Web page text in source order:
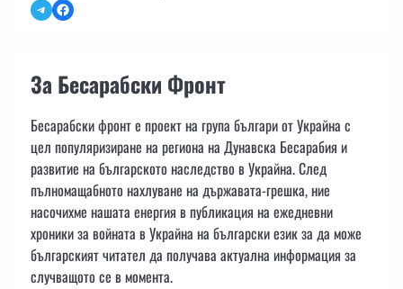
TelegramFacebook
За Бесарабски Фронт
Бесарабски фронт е проект на група българи от Украйна с
цел популяризиране на региона на Дунавска Бесарабия и
развитие на българското наследство в Украйна. След
пълномащабното нахлуване на държавата-грешка, ние
насочихме нашата енергия в публикация на ежедневни
хроники за войната в Украйна на български език за да може
българският читател да получава актуална информация за
случващото се в момента.